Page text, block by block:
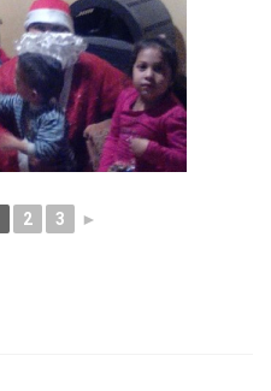
2 3 ►